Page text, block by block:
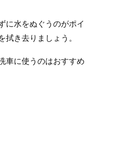
に水をぬぐうのがポイ
き去りましょう。
車に使うのはおすすめ